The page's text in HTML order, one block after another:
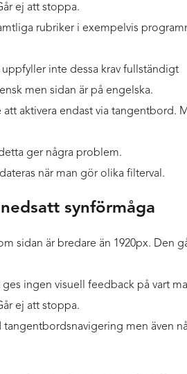
ej att stoppa.
rubriker i exempelvis
inte dessa krav fullständigt
men sidan är på engelska.
aktivera endast via tangentbord.
ger några problem.
när man gör olika filterval.
synförmåga
sidan är bredare än 1920px. Den
ingen visuell feedback på vart
ej att stoppa.
tangentbordsnavigering men även